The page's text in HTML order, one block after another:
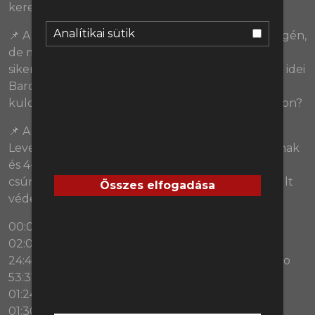
Analítikai sütik
Összes elfogadása
keressük, hogy AI alkotta-e?!
📌 A Barcelona felülhet a La Liga trónjára a hétvégén,
de mi már most a szezonjukat beszéljük ki. Hogy
sikerült megtörni a Flick-átkot? Mit tanultunk az idei
Barcáról a tavalyihoz képest? Mik azok
kulcspozíciók, amin dolgoznia kell Decónak nyáron?
📌 A BL-ért zajlik az igazi harc a Bundesligában. A
Leverkusen pedig csúnyán odacsapott a Leipzignak
és 4-1-re ütötték ki őket. Mit nézett be nagyon
csúnyán Ole Werner? Van baj Diomande-val felállt
védelemek ellen?
00:00 Sziasztok!
02:08 3,14na
24:45 Döntőben az Arsenal, a Pokolban az Atlético
53:37 A Barca szezonja, Flick hosszabbítása
01:24:05 Rossz meccse volt Diomandénak?
01:30:29 Sebastian Hoeness gyengepontjai